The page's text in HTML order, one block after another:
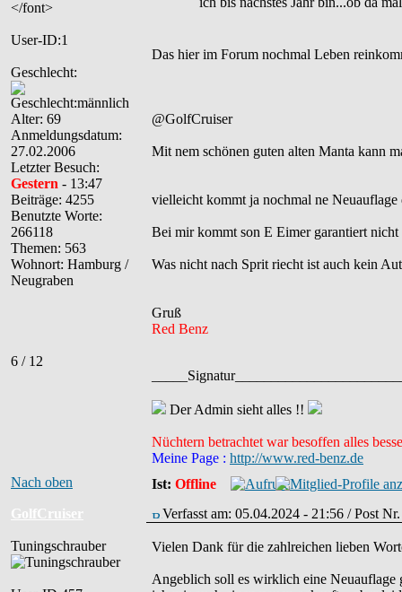
User-ID:1
Geschlecht:
Alter: 69
Anmeldungsdatum:
27.02.2006
Letzter Besuch:
Gestern - 13:47
Beiträge: 4255
Benutzte Worte:
266118
Themen: 563
Wohnort: Hamburg /
Neugraben
6 / 12
Das hier im Forum nochmal Leben
@GolfCruiser
Mit nem schönen guten alten Manta kann
vielleicht kommt ja nochmal ne Neuauflage
Bei mir kommt son E Eimer garantiert
Was nicht nach Sprit riecht ist auch kein
Gruß
Red Benz
Der Admin sieht alles !!
Nüchtern betrachtet war besoffen alles
Meine Page : http://www.red-benz.de
Nach oben
Ist: Offline
GolfCruiser
Tuningschrauber
Verfasst am: 05.04.2024 - 21:56 / Post
Vielen Dank für die zahlreichen lieben
Angeblich soll es wirklich eine Neuauflage